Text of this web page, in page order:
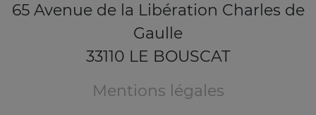
65 Avenue de la Libération Charles de
Gaulle
33110 LE BOUSCAT
Mentions légales